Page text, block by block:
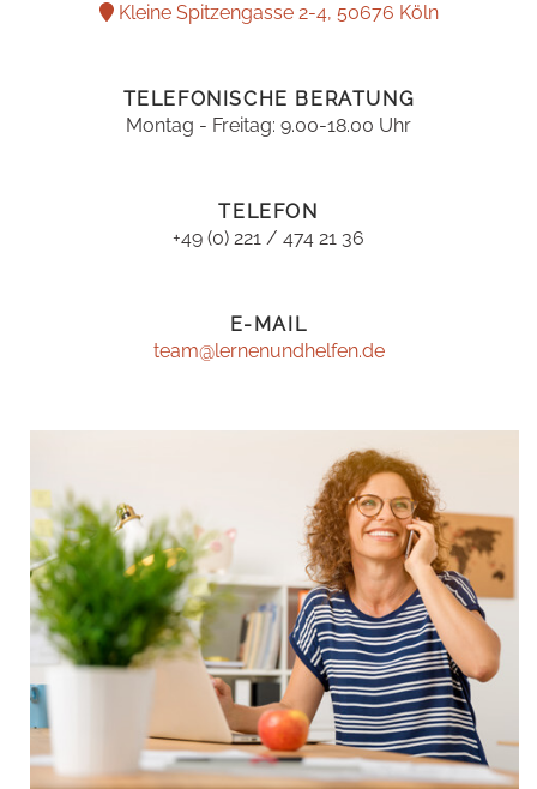
Kleine Spitzengasse 2-4, 50676 Köln
TELEFONISCHE BERATUNG
Montag - Freitag: 9.00-18.00 Uhr
TELEFON
+49 (0) 221 / 474 21 36
E-MAIL
team@lernenundhelfen.de